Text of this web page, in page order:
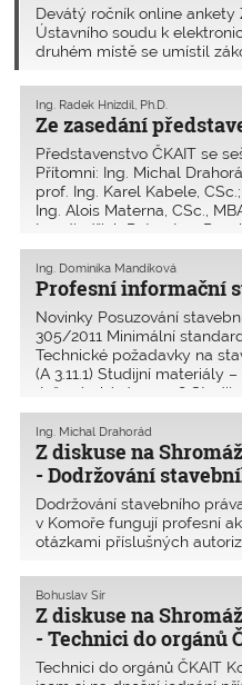
Devátý ročník online ankety
Ústavního soudu k
druhém místě se umístil
(PSD2) a na třetím novela
Ze zasedání
Ing. Radek Hnízdil, Ph.D.
Představenstvo ČKAIT se
Přítomni: Ing. Michal
prof. Ing. Karel Kabele,
Ing. Alois Materna, CSc.,
Ing. Jindřich Pater; Ing.
Profesní informační
Ing. Dominika Mandíková
Novinky Posuzování
305/2011 Minimální
Technické požadavky na
(A 3.11.1) Studijní materiály
Inženýrský den 2018
Z diskuse na
- Dodržování
Ing. Michal Drahorád
Dodržování stavebního
v Komoře fungují profesní
otázkami příslušných
navrhování, schvalování,
Z diskuse na
- Technici do orgánů
Bohuslav Šír
Technici do orgánů ČKAIT